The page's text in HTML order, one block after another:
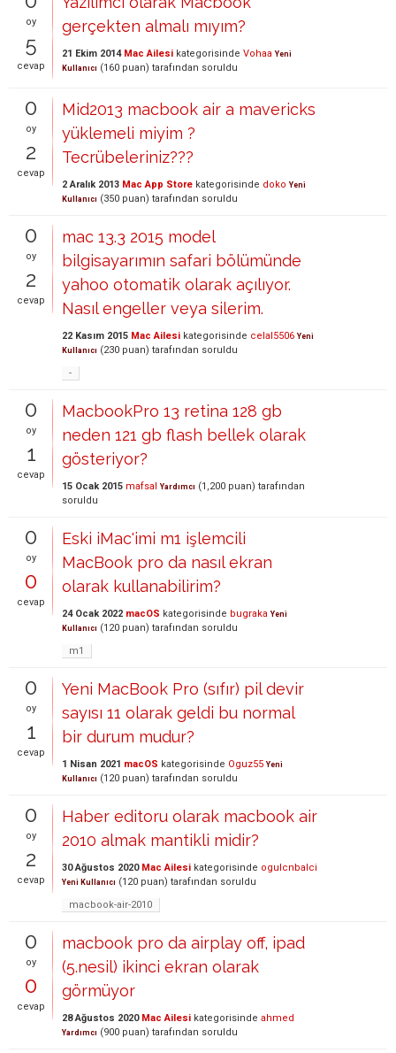
oy
5
cevap
gerçekten almalı mıyım?
21 Ekim 2014 Mac Ailesi kategorisinde Vohaa Yeni
Kullanıcı (160 puan) tarafından soruldu
0
oy
2
cevap
Mid2013 macbook air a mavericks
yüklemeli miyim ?
Tecrübeleriniz???
2 Aralık 2013 Mac App Store kategorisinde doko Yeni
Kullanıcı (350 puan) tarafından soruldu
0
oy
2
cevap
mac 13.3 2015 model
bilgisayarımın safari bölümünde
yahoo otomatik olarak açılıyor.
Nasıl engeller veya silerim.
22 Kasım 2015 Mac Ailesi kategorisinde celal5506 Yeni
Kullanıcı (230 puan) tarafından soruldu
-
0
oy
1
cevap
MacbookPro 13 retina 128 gb
neden 121 gb flash bellek olarak
gösteriyor?
15 Ocak 2015 mafsal Yardımcı (1,200 puan) tarafından
soruldu
0
oy
0
cevap
Eski iMac'imi m1 işlemcili
MacBook pro da nasıl ekran
olarak kullanabilirim?
24 Ocak 2022 macOS kategorisinde bugraka Yeni
Kullanıcı (120 puan) tarafından soruldu
m1
0
oy
1
cevap
Yeni MacBook Pro (sıfır) pil devir
sayısı 11 olarak geldi bu normal
bir durum mudur?
1 Nisan 2021 macOS kategorisinde Oguz55 Yeni
Kullanıcı (120 puan) tarafından soruldu
0
oy
2
cevap
Haber editoru olarak macbook air
2010 almak mantikli midir?
30 Ağustos 2020 Mac Ailesi kategorisinde ogulcnbalci
Yeni Kullanıcı (120 puan) tarafından soruldu
macbook-air-2010
0
oy
0
cevap
macbook pro da airplay off, ipad
(5.nesil) ikinci ekran olarak
görmüyor
28 Ağustos 2020 Mac Ailesi kategorisinde ahmed
Yardımcı (900 puan) tarafından soruldu